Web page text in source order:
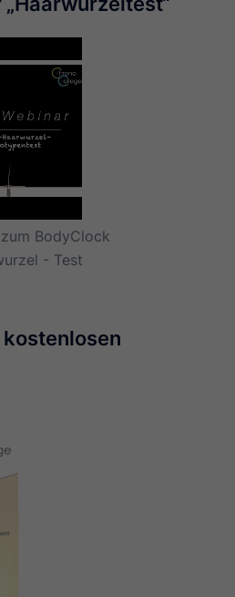
BodyClock
- Test